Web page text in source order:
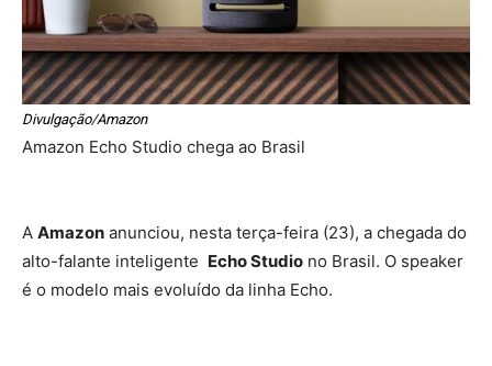
Divulgação/Amazon
Amazon Echo Studio chega ao Brasil
A Amazon anunciou, nesta terça-feira (23), a chegada do
alto-falante inteligente Echo Studio no Brasil. O speaker
é o modelo mais evoluído da linha Echo.